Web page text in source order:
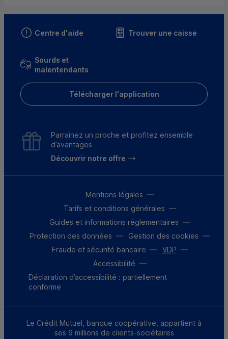
Centre d'aide Trouver une caisse
Sourds et
malentendants
Télécharger l'application
Parrainez un proche et profitez ensemble
d’avantages
Découvrir notre offre
Mentions légales
Tarifs et conditions générales
Guides et informations réglementaires
Protection des données
Gestion des cookies
Fraude et sécurité bancaire
VDP
Accessibilité
Déclaration d’accessibilité : partiellement
conforme
Le Crédit Mutuel, banque coopérative, appartient à
ses 9 millions de clients-sociétaires